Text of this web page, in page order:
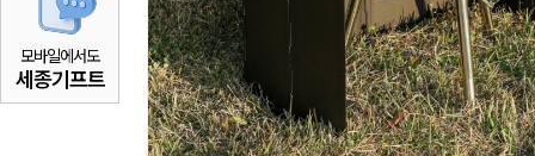
모바일에서도
세종기프트